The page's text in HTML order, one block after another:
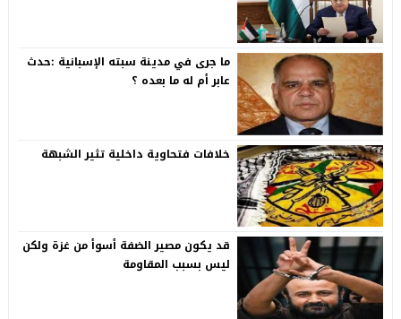
ما جرى في مدينة سبته الإسبانية :حدث
عابر أم له ما بعده ؟
خلافات فتحاوية داخلية تثير الشبهة
قد يكون مصير الضفة أسوأ من غزة ولكن
ليس بسبب المقاومة